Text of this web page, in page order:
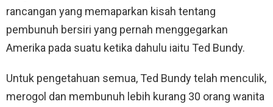
rancangan yang memaparkan kisah tentang
pembunuh bersiri yang pernah menggegarkan
Amerika pada suatu ketika dahulu iaitu Ted Bundy.
Untuk pengetahuan semua, Ted Bundy telah menculik,
merogol dan membunuh lebih kurang 30 orang wanita